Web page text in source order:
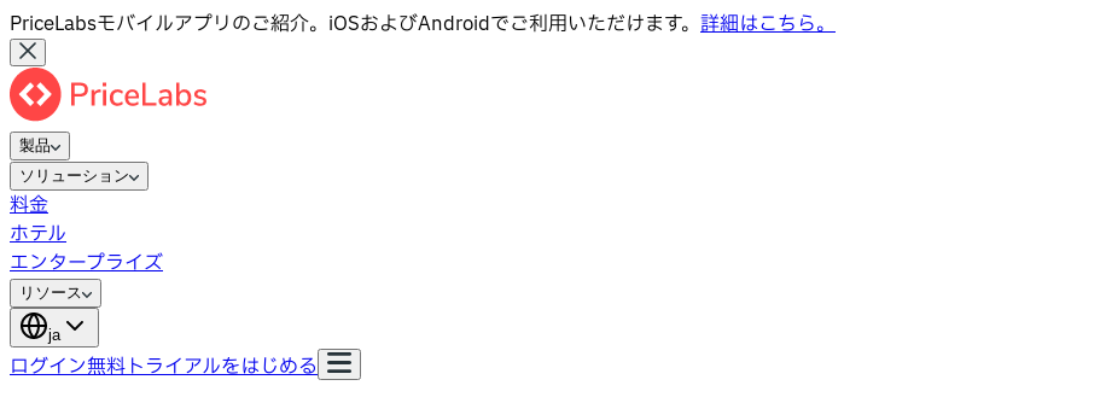
PriceLabsモバイルアプリのご紹介。iOSおよびAndroidでご利用いただけます。 詳細はこちら。
製品
ソリューション
料金
ホテル
エンタープライズ
リソース
ja
ログイン無料トライアルをはじめる